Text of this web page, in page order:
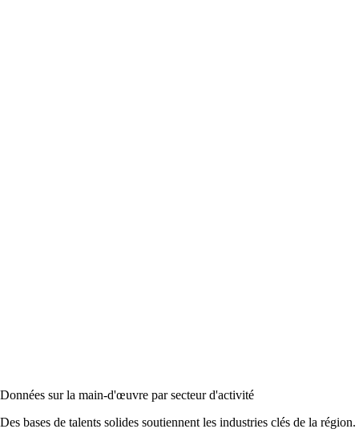
Données sur la main-d'œuvre par secteur d'activité
Des bases de talents solides soutiennent les industries clés de la région.